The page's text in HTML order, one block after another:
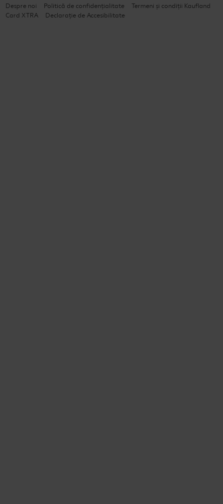
Despre noi Politică de confidențialitate
Termeni și condiții Kaufland
Card XTRA
Declarație de Accesibilitate